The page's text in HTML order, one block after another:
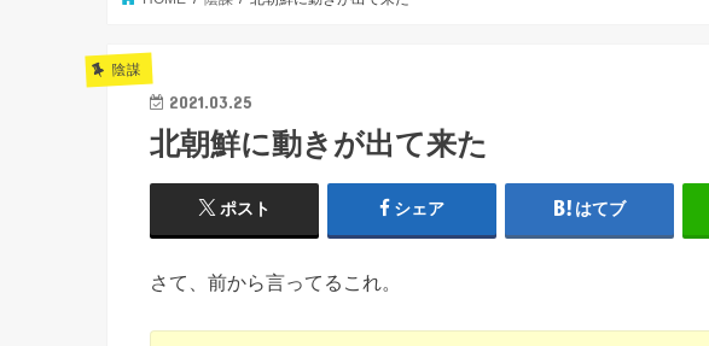
陰謀
2021.03.25
北朝鮮に動きが出て来た
ポスト シェア はてブ
さて、前から言ってるこれ。